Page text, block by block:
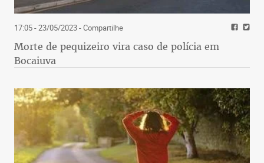
17:05 - 23/05/2023- Compartilhe
Morte de pequizeiro vira caso de polícia em
Bocaiuva